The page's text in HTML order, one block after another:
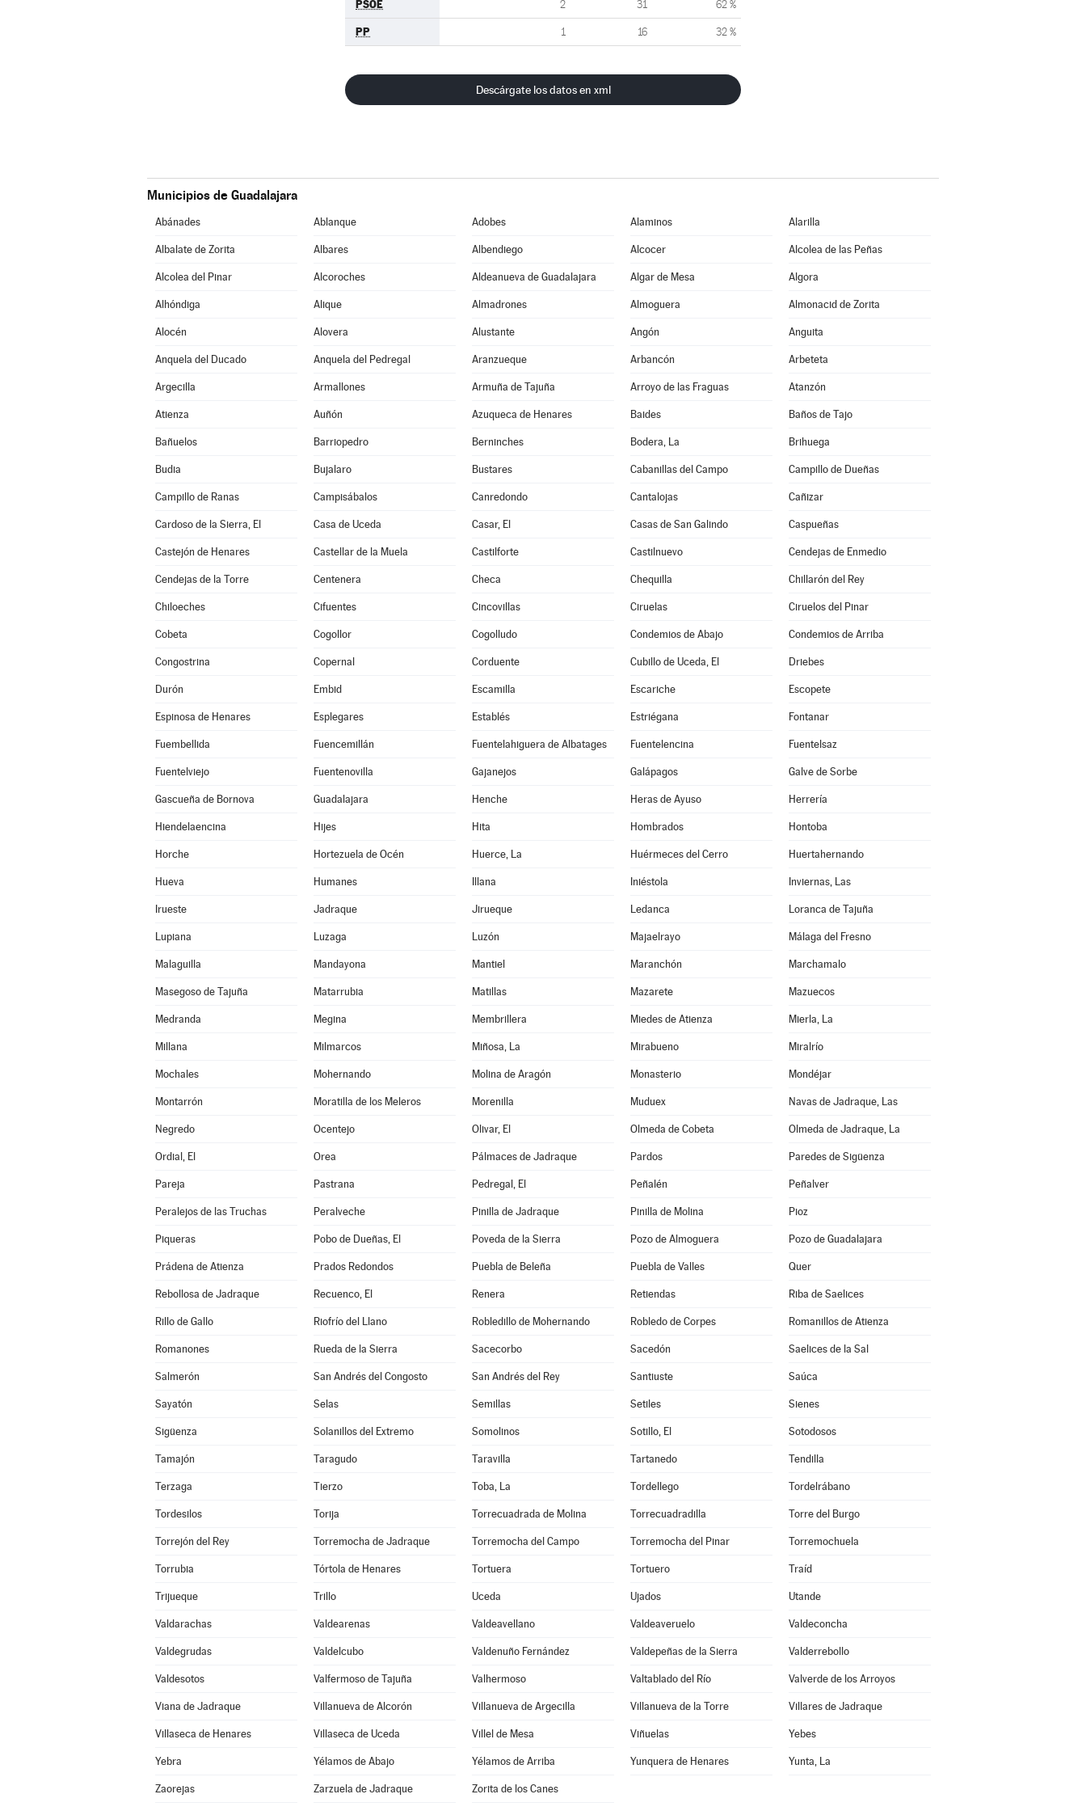
PSOE 2 31 62 %
PP 1 16 32 %
Descárgate los datos en xml
Municipios de Guadalajara
Abánades Ablanque Adobes Alaminos Alarilla
Albalate de Zorita Albares Albendiego Alcocer Alcolea de las Peñas
Alcolea del Pinar Alcoroches Aldeanueva de Guadalajara Algar de Mesa Algora
Alhóndiga Alique Almadrones Almoguera Almonacid de Zorita
Alocén Alovera Alustante Angón Anguita
Anquela del Ducado Anquela del Pedregal Aranzueque Arbancón Arbeteta
Argecilla Armallones Armuña de Tajuña Arroyo de las Fraguas Atanzón
Atienza Auñón Azuqueca de Henares Baides Baños de Tajo
Bañuelos Barriopedro Berninches Bodera, La Brihuega
Budia Bujalaro Bustares Cabanillas del Campo Campillo de Dueñas
Campillo de Ranas Campisábalos Canredondo Cantalojas Cañizar
Cardoso de la Sierra, El Casa de Uceda Casar, El Casas de San Galindo Caspueñas
Castejón de Henares Castellar de la Muela Castilforte Castilnuevo Cendejas de Enmedio
Cendejas de la Torre Centenera Checa Chequilla Chillarón del Rey
Chiloeches Cifuentes Cincovillas Ciruelas Ciruelos del Pinar
Cobeta Cogollor Cogolludo Condemios de Abajo Condemios de Arriba
Congostrina Copernal Corduente Cubillo de Uceda, El Driebes
Durón Embid Escamilla Escariche Escopete
Espinosa de Henares Esplegares Establés Estriégana Fontanar
Fuembellida Fuencemillán Fuentelahiguera de Albatages Fuentelencina Fuentelsaz
Fuentelviejo Fuentenovilla Gajanejos Galápagos Galve de Sorbe
Gascueña de Bornova Guadalajara Henche Heras de Ayuso Herrería
Hiendelaencina Hijes Hita Hombrados Hontoba
Horche Hortezuela de Océn Huerce, La Huérmeces del Cerro Huertahernando
Hueva Humanes Illana Iniéstola Inviernas, Las
Irueste Jadraque Jirueque Ledanca Loranca de Tajuña
Lupiana Luzaga Luzón Majaelrayo Málaga del Fresno
Malaguilla Mandayona Mantiel Maranchón Marchamalo
Masegoso de Tajuña Matarrubia Matillas Mazarete Mazuecos
Medranda Megina Membrillera Miedes de Atienza Mierla, La
Millana Milmarcos Miñosa, La Mirabueno Miralrío
Mochales Mohernando Molina de Aragón Monasterio Mondéjar
Montarrón Moratilla de los Meleros Morenilla Muduex Navas de Jadraque, Las
Negredo Ocentejo Olivar, El Olmeda de Cobeta Olmeda de Jadraque, La
Ordial, El Orea Pálmaces de Jadraque Pardos Paredes de Sigüenza
Pareja Pastrana Pedregal, El Peñalén Peñalver
Peralejos de las Truchas Peralveche Pinilla de Jadraque Pinilla de Molina Pioz
Piqueras Pobo de Dueñas, El Poveda de la Sierra Pozo de Almoguera Pozo de Guadalajara
Prádena de Atienza Prados Redondos Puebla de Beleña Puebla de Valles Quer
Rebollosa de Jadraque Recuenco, El Renera Retiendas Riba de Saelices
Rillo de Gallo Riofrío del Llano Robledillo de Mohernando Robledo de Corpes Romanillos de Atienza
Romanones Rueda de la Sierra Sacecorbo Sacedón Saelices de la Sal
Salmerón San Andrés del Congosto San Andrés del Rey Santiuste Saúca
Sayatón Selas Semillas Setiles Sienes
Sigüenza Solanillos del Extremo Somolinos Sotillo, El Sotodosos
Tamajón Taragudo Taravilla Tartanedo Tendilla
Terzaga Tierzo Toba, La Tordellego Tordelrábano
Tordesilos Torija Torrecuadrada de Molina Torrecuadradilla Torre del Burgo
Torrejón del Rey Torremocha de Jadraque Torremocha del Campo Torremocha del Pinar Torremochuela
Torrubia Tórtola de Henares Tortuera Tortuero Traíd
Trijueque Trillo Uceda Ujados Utande
Valdarachas Valdearenas Valdeavellano Valdeaveruelo Valdeconcha
Valdegrudas Valdelcubo Valdenuño Fernández Valdepeñas de la Sierra Valderrebollo
Valdesotos Valfermoso de Tajuña Valhermoso Valtablado del Río Valverde de los Arroyos
Viana de Jadraque Villanueva de Alcorón Villanueva de Argecilla Villanueva de la Torre Villares de Jadraque
Villaseca de Henares Villaseca de Uceda Villel de Mesa Viñuelas Yebes
Yebra Yélamos de Abajo Yélamos de Arriba Yunquera de Henares Yunta, La
Zaorejas Zarzuela de Jadraque Zorita de los Canes